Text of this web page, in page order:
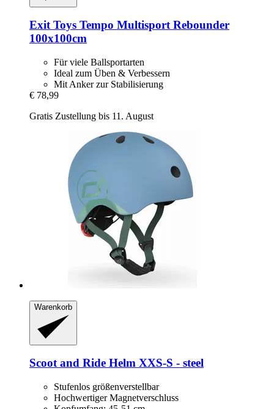
Exit Toys Tempo Multisport Rebounder
100x100cm
Für viele Ballsportarten
Ideal zum Üben & Verbessern
Mit Anker zur Stabilisierung
€ 78,99
Gratis Zustellung bis 11. August
Warenkorb
Scoot and Ride Helm XXS-​S -​ steel
Stufenlos größenverstellbar
Hochwertiger Magnetverschluss